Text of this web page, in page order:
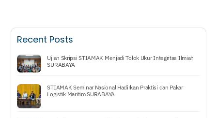
Recent Posts
Ujian Skripsi STIAMAK Menjadi Tolok Ukur Integritas Ilmiah
SURABAYA
STIAMAK Seminar Nasional Hadirkan Praktisi dan Pakar
Logistik Maritim SURABAYA